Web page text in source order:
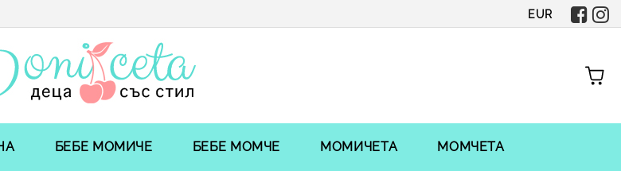
EUR
БЕБЕ МОМИЧЕ БЕБЕ МОМЧЕ МОМИЧЕТА МОМЧЕТА